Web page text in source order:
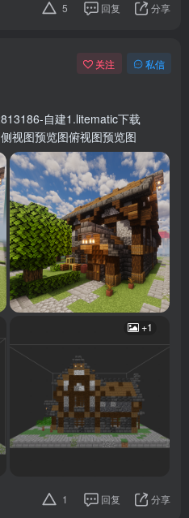
5 回复 分享
关注 私信
自建1.litematic下载
视图预览图俯视图预览图
+1
1 回复 分享